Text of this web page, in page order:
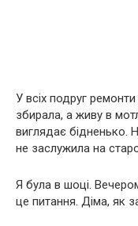
У всіх подруг
збирала, а живу в
виглядає бідненько.
не заслужила на
Я була в шоці.
це питання. Діма, як